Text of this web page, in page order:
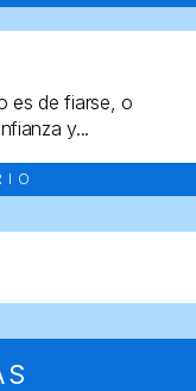
es de fiarse, o
y...